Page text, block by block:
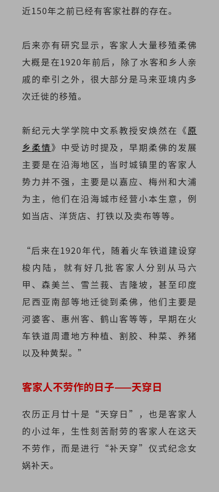
近150年之前已经有客家社群的存在。
后来亦有研究显示，客家人大量移殖柔佛
大概是在1920年前后，除了水客和乡人亲
戚的牵引之外，很大部分是马来亚境内多
次迁徙的移殖。
新纪元大学学院中文系教授安焕然在《原
乡柔情》中受访时提及，早期柔佛的发展
主要是在沿海地区，当时城镇里的客家人
势力并不强，主要是以嘉应、梅州和大浦
为主，他们在沿海城市经营小本生意，例
如当店、洋货店、打铁以及卖布等等。
“后来在1920年代，随着火车铁道建设穿
梭内陆，就有好几批客家人分别从马六
甲、森美兰、雪兰莪、吉隆坡，甚至印度
尼西亚南部等地迁徙到柔佛，他们主要是
河婆客、惠州客、鹤山客等等，早期在火
车铁道周遭地方种植、割胶、种菜、养猪
以及种黄梨。”
客家人不劳作的日子——天穿日
农历正月廿十是“天穿日”，也是客家人
的小过年，生性刻苦耐劳的客家人在这天
不劳作，而是进行“补天穿”仪式纪念女
娲补天。